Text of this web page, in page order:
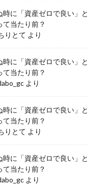
時に「資産ゼロで良い」
て当たり前？
りとて より
時に「資産ゼロで良い」
て当たり前？
より
時に「資産ゼロで良い」
て当たり前？
りとて より
時に「資産ゼロで良い」
て当たり前？
より